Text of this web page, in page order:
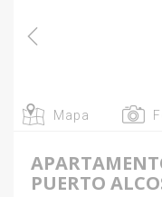
Mapa
PUERTO